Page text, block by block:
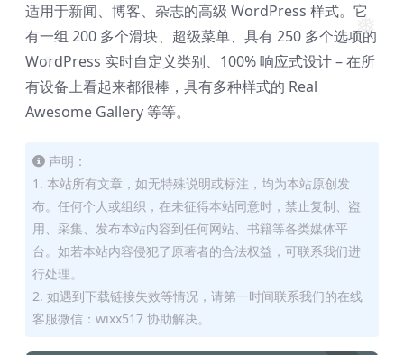
❅
❅
❅
适用于新闻、博客、杂志的高级 WordPress 样式。它
有一组 200 多个滑块、超级菜单、具有 250 多个选项的
WordPress 实时自定义类别、100% 响应式设计 – 在所
有设备上看起来都很棒，具有多种样式的 Real
Awesome Gallery 等等。
声明：
1. 本站所有文章，如无特殊说明或标注，均为本站原创发
布。任何个人或组织，在未征得本站同意时，禁止复制、盗
用、采集、发布本站内容到任何网站、书籍等各类媒体平
台。如若本站内容侵犯了原著者的合法权益，可联系我们进
行处理。
2. 如遇到下载链接失效等情况，请第一时间联系我们的在线
客服微信：wixx517 协助解决。